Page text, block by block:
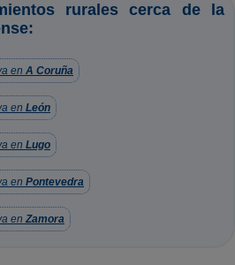
rurales cerca de la
en A Coruña
en León
en Lugo
en Pontevedra
en Zamora